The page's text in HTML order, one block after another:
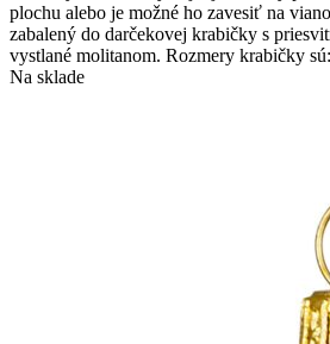
plochu alebo je možné ho zavesiť na
zabalený do darčekovej krabičky s
vystlané molitanom. Rozmery krabičky
Na sklade